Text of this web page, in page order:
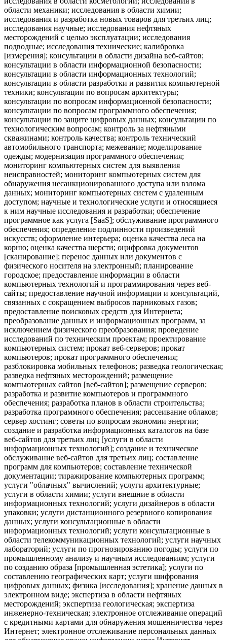
области механики; исследования в области химии;
исследования и разработка новых товаров для третьих лиц;
исследования научные; исследования нефтяных
месторождений с целью эксплуатации; исследования
подводные; исследования технические; калибровка
[измерения]; консультации в области дизайна веб-сайтов;
консультации в области информационной безопасности;
консультации в области информационных технологий;
консультации в области разработки и развития компьютерной
техники; консультации по вопросам архитектуры;
консультации по вопросам информационной безопасности;
консультации по вопросам программного обеспечения;
консультации по защите цифровых данных; консультации по
технологическим вопросам; контроль за нефтяными
скважинами; контроль качества; контроль технический
автомобильного транспорта; межевание; моделирование
одежды; модернизация программного обеспечения;
мониторинг компьютерных систем для выявления
неисправностей; мониторинг компьютерных систем для
обнаружения несанкционированного доступа или взлома
данных; мониторинг компьютерных систем с удаленным
доступом; научные и технологические услуги и относящиеся
к ним научные исследования и разработки; обеспечение
программное как услуга [SaaS]; обслуживание программного
обеспечения; определение подлинности произведений
искусств; оформление интерьера; оценка качества леса на
корню; оценка качества шерсти; оцифровка документов
[сканирование]; перенос данных или документов с
физического носителя на электронный; планирование
городское; предоставление информации в области
компьютерных технологий и программирования через веб-
сайты; предоставление научной информации и консультаций,
связанных с сокращением выбросов парниковых газов;
предоставление поисковых средств для Интернета;
преобразование данных и информационных программ, за
исключением физического преобразования; проведение
исследований по техническим проектам; проектирование
компьютерных систем; прокат веб-серверов; прокат
компьютеров; прокат программного обеспечения;
разблокировка мобильных телефонов; разведка геологическая;
разведка нефтяных месторождений; размещение
компьютерных сайтов [веб-сайтов]; размещение серверов;
разработка и развитие компьютеров и программного
обеспечения; разработка планов в области строительства;
разработка программного обеспечения; рассеивание облаков;
сервер хостинг; советы по вопросам экономии энергии;
создание и разработка информационных каталогов на базе
веб-сайтов для третьих лиц [услуги в области
информационных технологий]; создание и техническое
обслуживание веб-сайтов для третьих лиц; составление
программ для компьютеров; составление технической
документации; тиражирование компьютерных программ;
услуги "облачных" вычислений; услуги архитектурные;
услуги в области химии; услуги внешние в области
информационных технологий; услуги дизайнеров в области
упаковки; услуги дистанционного резервного копирования
данных; услуги консультационные в области
информационных технологий; услуги консультационные в
области телекоммуникационных технологий; услуги научных
лабораторий; услуги по прогнозированию погоды; услуги по
промышленному анализу и научным исследованиям; услуги
по созданию образа [промышленная эстетика]; услуги по
составлению географических карт; услуги шифрования
цифровых данных; физика [исследования]; хранение данных в
электронном виде; экспертиза в области нефтяных
месторождений; экспертиза геологическая; экспертиза
инженерно-техническая; электронное отслеживание операций
с кредитными картами для обнаружения мошенничества через
Интернет; электронное отслеживание персональных данных